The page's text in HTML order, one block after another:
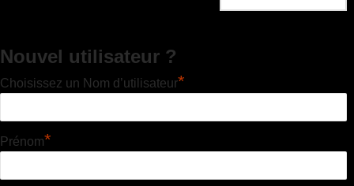
Nouvel utilisateur ?
Choisissez un Nom d’utilisateur*
Prénom*